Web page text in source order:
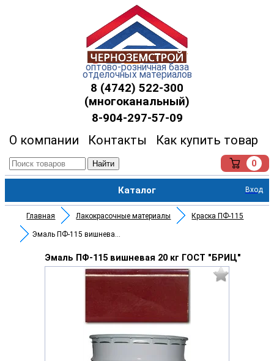
оптово-розничная база
отделочных материалов
8 (4742) 522-300
(многоканальный)
8-904-297-57-09
О компании Контакты Как купить товар
Найти 0
Каталог Вход
Главная Лакокрасочные материалы Краска ПФ-115
Эмаль ПФ-115 вишневая 20 кг ГО
Эмаль ПФ-115 вишневая 20 кг ГОСТ "БРИЦ"